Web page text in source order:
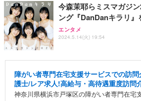
今森茉耶らミスマガジ
ング『DanDanキラリ』
エンタメ
2024.5.14(火) 19:54
障がい者専門在宅支援サービスでの訪
護士/レア求人!高給与・高待遇重度訪問
神奈川県横浜市戸塚区の障がい者専門在宅